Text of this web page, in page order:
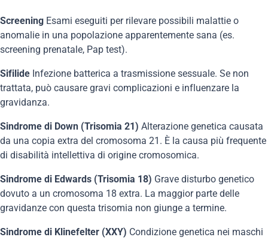
Screening Esami eseguiti per rilevare possibili malattie o
anomalie in una popolazione apparentemente sana (es.
screening prenatale, Pap test).
Sifilide Infezione batterica a trasmissione sessuale. Se non
trattata, può causare gravi complicazioni e influenzare la
gravidanza.
Sindrome di Down (Trisomia 21) Alterazione genetica causata
da una copia extra del cromosoma 21. È la causa più frequente
di disabilità intellettiva di origine cromosomica.
Sindrome di Edwards (Trisomia 18) Grave disturbo genetico
dovuto a un cromosoma 18 extra. La maggior parte delle
gravidanze con questa trisomia non giunge a termine.
Sindrome di Klinefelter (XXY) Condizione genetica nei maschi